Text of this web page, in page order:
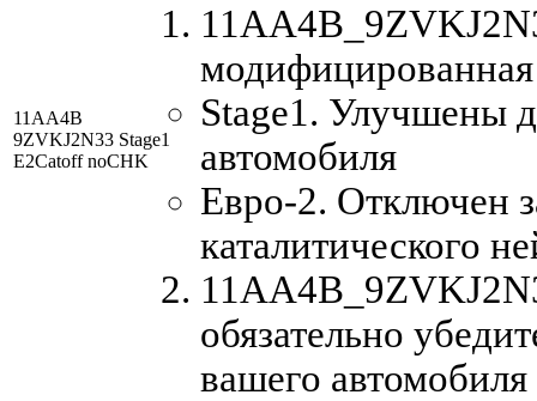
11AA4B
9ZVKJ2N33 Stage1
E2Catoff noCHK
Stage1. Улучшены
автомобиля
Евро-2. Отключен
каталитического
обязательно
вашего автомобиля